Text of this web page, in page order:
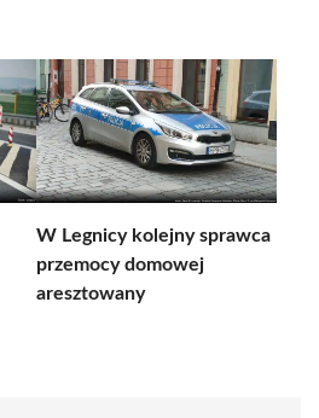
W Legnicy kolejny sprawca
przemocy domowej
aresztowany